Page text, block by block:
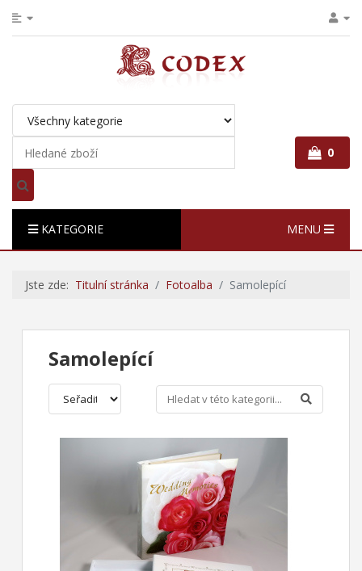
0
KATEGORIE MENU
Jste zde: Titulní stránka Fotoalba Samolepící
Samolepící